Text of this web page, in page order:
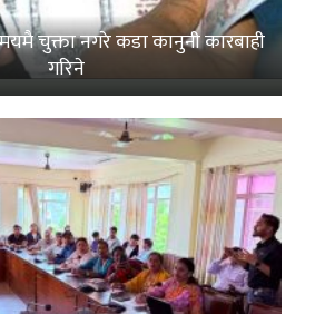
चुक्ता नगरे कडा कानुनी कारबाही
गरिने